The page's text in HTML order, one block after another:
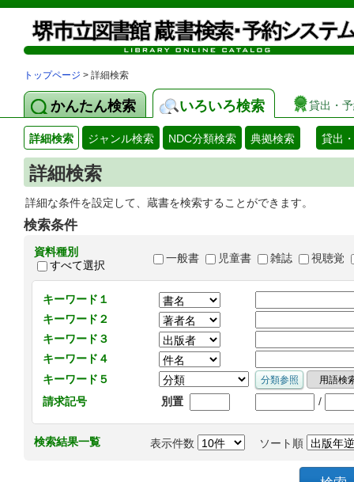
トップページ > 詳細検索
かんたん検索 いろいろ検索 貸出・
詳細検索 ジャンル検索 NDC分類検索 典拠検索 貸出
詳細検索
詳細な条件を設定して、蔵書を検索することができます。
検索条件
資料種別
すべて選択
一般書 児童書 雑誌 視聴覚
キーワード１
キーワード２
キーワード３
キーワード４
キーワード５
請求記号
別置 /
検索結果一覧 表示件数 ソート順